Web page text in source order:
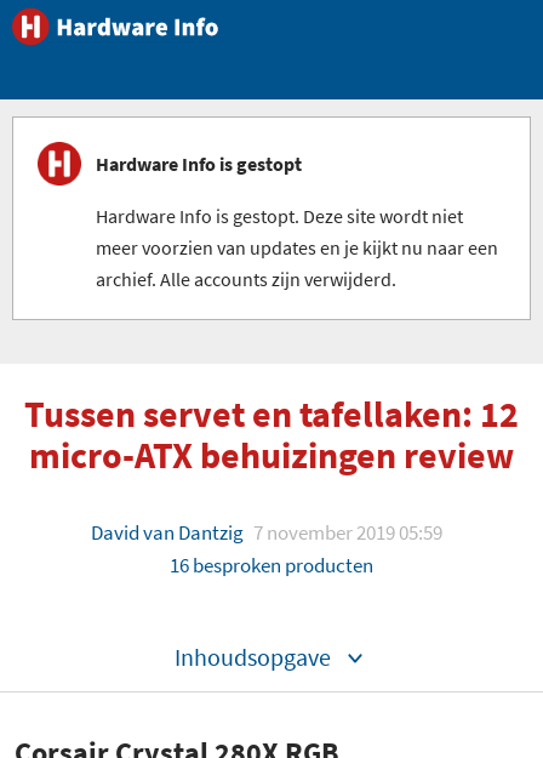
Hardware Info is gestopt
Hardware Info is gestopt. Deze site wordt niet
meer voorzien van updates en je kijkt nu naar een
archief. Alle accounts zijn verwijderd.
Tussen servet en tafellaken: 12
micro-ATX behuizingen review
David van Dantzig 7 november 2019 05:59
16 besproken producten
Inhoudsopgave